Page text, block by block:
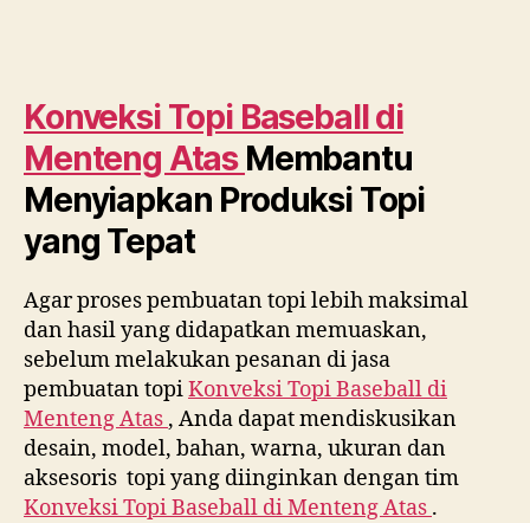
Konveksi Topi Baseball di
Menteng Atas Membantu
Menyiapkan Produksi Topi
yang Tepat
Agar proses pembuatan topi lebih maksimal
dan hasil yang didapatkan memuaskan,
sebelum melakukan pesanan di jasa
pembuatan topiKonveksi Topi Baseball di
Menteng Atas , Anda dapat mendiskusikan
desain, model, bahan, warna, ukuran dan
aksesoris topi yang diinginkan dengan tim
Konveksi Topi Baseball diMenteng Atas .